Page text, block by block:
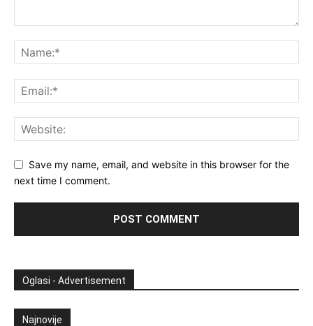
Save my name, email, and website in this browser for the
next time I comment.
Oglasi - Advertisement
Najnovije